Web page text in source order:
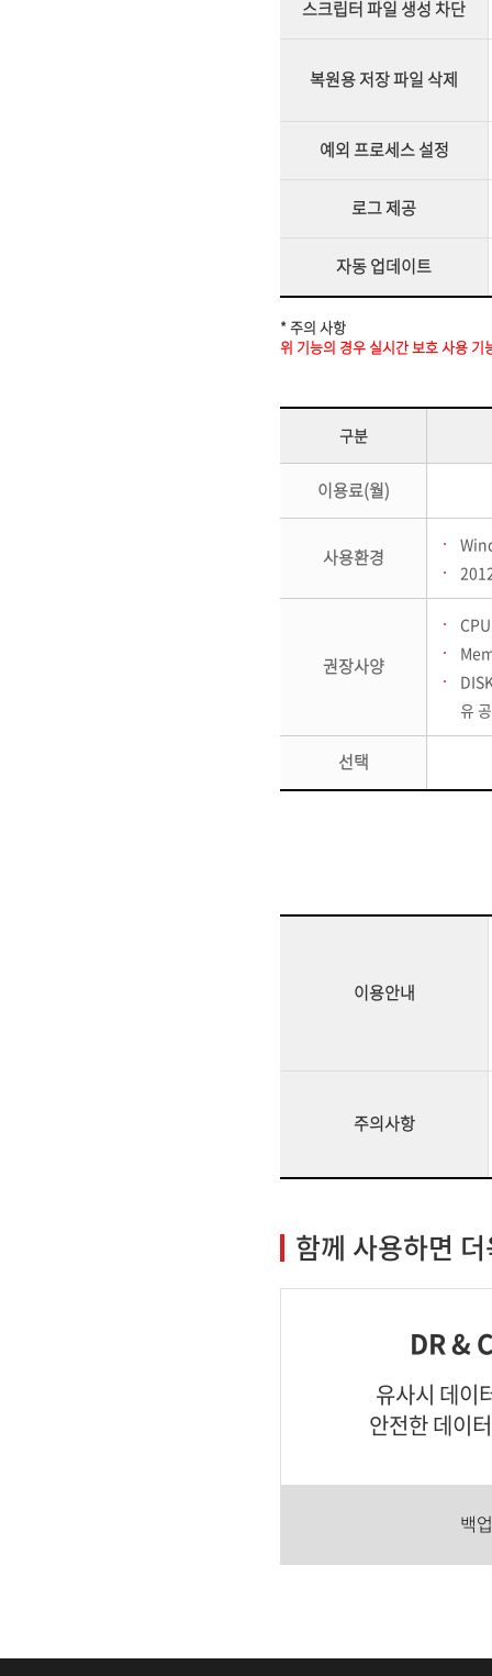
스크립터 파일 생성 차단
복원용 저장 파일 삭제
예외 프로세스 설정
로그 제공
자동 업데이트
* 주의 사항
위 기능의 경우 실시간 보호 사용
구분
이용료(월)
사용환경
권장사양
유
선택
이용안내
주의사항
함께 사용하면
DR &
유사시 데이
안전한 데이
백